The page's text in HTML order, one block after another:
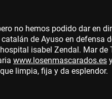
no hemos podido dar en
de Ayuso en defensa
isabel Zendal. Mar de
www.losenmascarados.es
limpia, fija y da esplendor.